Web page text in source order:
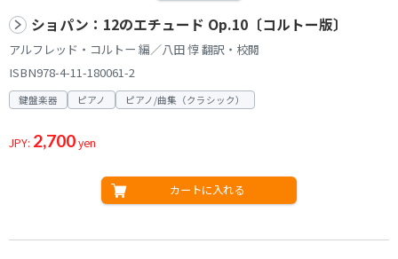
ショパン：12のエチュード Op.10〔コルトー版〕
アルフレッド・コルトー 編／八田 惇 翻訳・校閲
ISBN978-4-11-180061-2
鍵盤楽器 ピアノ ピアノ/曲集（クラシック）
JPY: 2,700yen
カートに入れる